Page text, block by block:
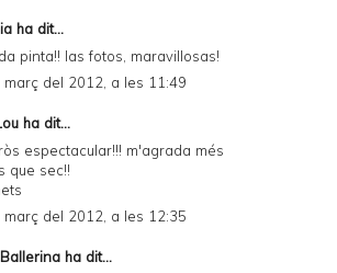
ha dit...
pinta!! las fotos, maravillosas!
març del 2012, a les 11:49
ha dit...
espectacular!!! m'agrada més
que sec!!
març del 2012, a les 12:35
ha dit...